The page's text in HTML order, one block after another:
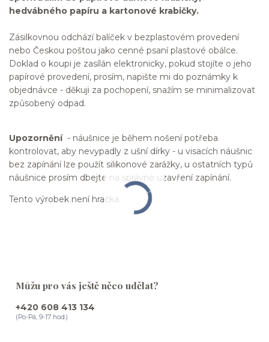
hedvábného papíru a kartonové krabičky.
Zásilkovnou odchází balíček v bezplastovém provedení
nebo Českou poštou jako cenné psaní plastové obálce.
Doklad o koupi je zasílán elektronicky, pokud stojíte o jeho
papírové provedení, prosím, napište mi do poznámky k
objednávce - děkuji za pochopení, snažím se minimalizovat
způsobený odpad.
Upozornění - náušnice je během nošení potřeba
kontrolovat, aby nevypadly z ušní dírky - u visacích náušnic
bez zapínání lze použít silikonové zarážky, u ostatních typů
náušnice prosím dbejte na správné uzavření zapínání.
Tento výrobek není hračka.
Můžu pro vás ještě něco udělat?
+420 608 413 134
(Po-Pá, 9-17 hod.)